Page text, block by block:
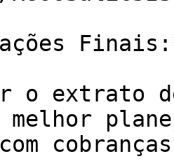
o extrato
melhor